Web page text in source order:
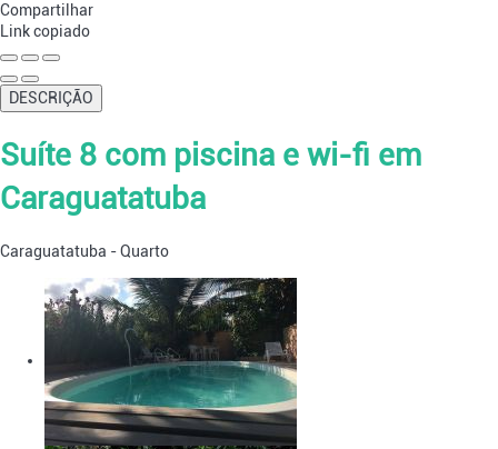
Compartilhar
Link copiado
DESCRIÇÃO
Suíte 8 com piscina e wi-fi em
Caraguatatuba
Caraguatatuba -Quarto